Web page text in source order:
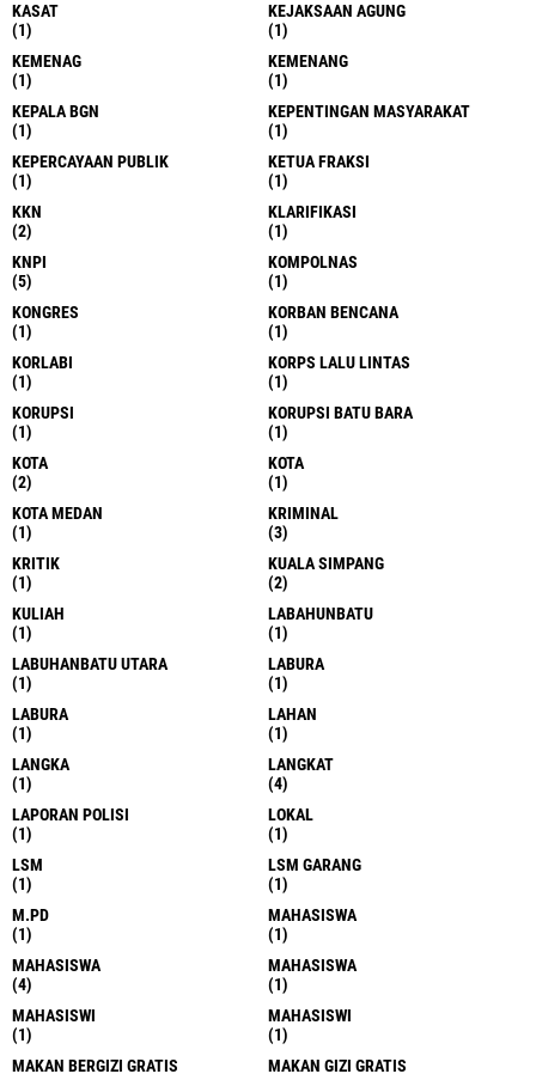
KASAT
(1)
KEJAKSAAN AGUNG
(1)
KEMENAG
(1)
KEMENANG
(1)
KEPALA BGN
(1)
KEPENTINGAN MASYARAKAT
(1)
KEPERCAYAAN PUBLIK
(1)
KETUA FRAKSI
(1)
KKN
(2)
KLARIFIKASI
(1)
KNPI
(5)
KOMPOLNAS
(1)
KONGRES
(1)
KORBAN BENCANA
(1)
KORLABI
(1)
KORPS LALU LINTAS
(1)
KORUPSI
(1)
KORUPSI BATU BARA
(1)
KOTA
(2)
KOTA
(1)
KOTA MEDAN
(1)
KRIMINAL
(3)
KRITIK
(1)
KUALA SIMPANG
(2)
KULIAH
(1)
LABAHUNBATU
(1)
LABUHANBATU UTARA
(1)
LABURA
(1)
LABURA
(1)
LAHAN
(1)
LANGKA
(1)
LANGKAT
(4)
LAPORAN POLISI
(1)
LOKAL
(1)
LSM
(1)
LSM GARANG
(1)
M.PD
(1)
MAHASISWA
(1)
MAHASISWA
(4)
MAHASISWA
(1)
MAHASISWI
(1)
MAHASISWI
(1)
MAKAN BERGIZI GRATIS
MAKAN GIZI GRATIS